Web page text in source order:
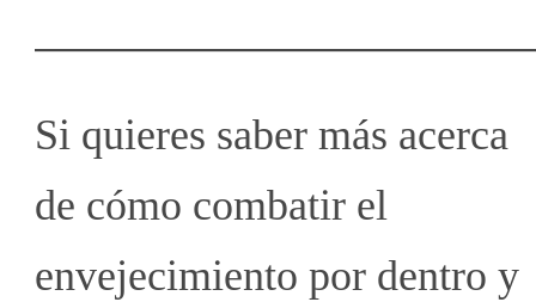
Si quieres saber más acerca
de cómo combatir el
envejecimiento por dentro y